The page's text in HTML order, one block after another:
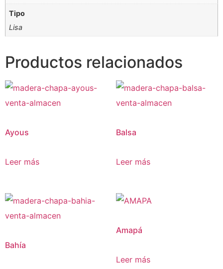
Tipo
Lisa
Productos relacionados
Ayous
Leer más
Balsa
Leer más
Bahía
Amapá
Leer más